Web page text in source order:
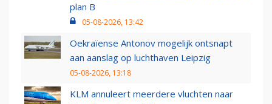
plan B
05-08-2026, 13:42
Oekraïense Antonov mogelijk ontsnapt
aan aanslag op luchthaven Leipzig
05-08-2026, 13:18
KLM annuleert meerdere vluchten naar